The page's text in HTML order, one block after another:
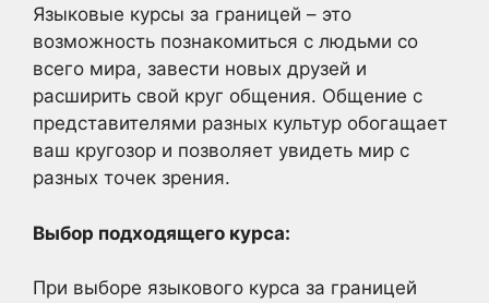
Языковые курсы за границей – это
возможность познакомиться с людьми со
всего мира, завести новых друзей и
расширить свой круг общения. Общение с
представителями разных культур обогащает
ваш кругозор и позволяет увидеть мир с
разных точек зрения.
Выбор подходящего курса:
При выборе языкового курса за границей